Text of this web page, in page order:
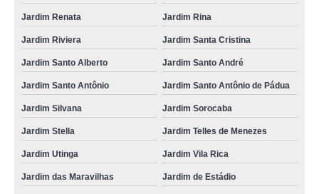
Jardim Renata Jardim Rina
Jardim Riviera Jardim Santa Cristina
Jardim Santo Alberto Jardim Santo André
Jardim Santo Antônio Jardim Santo Antônio de Pádua
Jardim Silvana Jardim Sorocaba
Jardim Stella Jardim Telles de Menezes
Jardim Utinga Jardim Vila Rica
Jardim das Maravilhas Jardim de Estádio